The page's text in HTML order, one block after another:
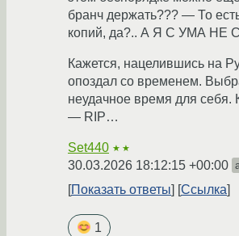
бранч держать??? — То
копий, да?.. А Я С УМА НЕ
Кажется, нацелившись на
опоздал со временем.
неудачное время для себя.
— RIP…
Set440 ★★
30.03.2026 18:12:15 +00:00
Показать ответы Ссылка
1